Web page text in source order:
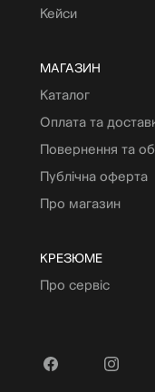
Кейси
МАГАЗИН
Каталог
Оплата та
Повернення та
Публічна оферта
Про магазин
КРЕЗЮМЕ
Про сервіс